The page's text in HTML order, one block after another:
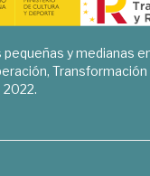
pequeñas y medianas
Transformación